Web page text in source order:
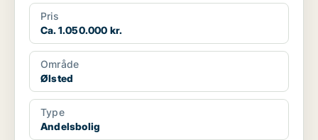
Pris
Ca. 1.050.000 kr.
Område
Ølsted
Type
Andelsbolig